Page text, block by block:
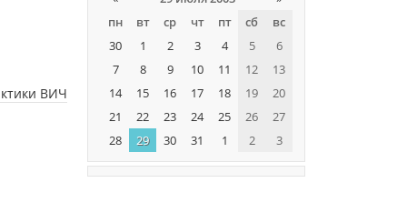
ВИЧ
пн
вт ср чт пт сб
вс
30
1 2 3 4 5
6
7
8 9 10 11 12
13
14
15 16 17 18 19
20
21
22 23 24 25 26
27
28
29 30 31 1 2 3